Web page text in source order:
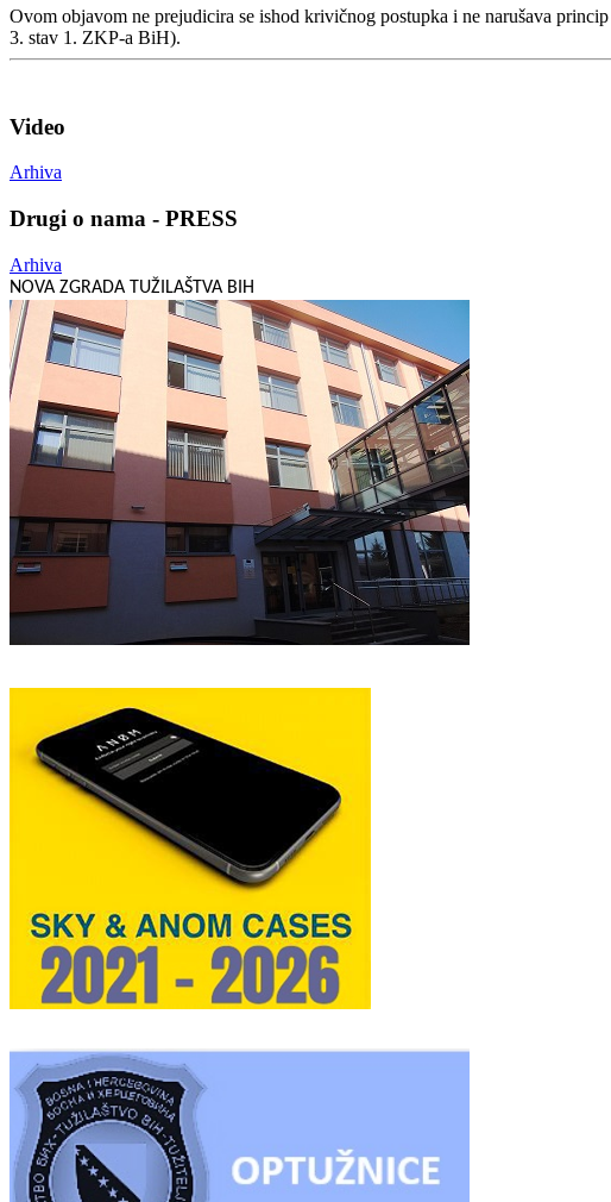
Ovom objavom ne prejudicira se ishod krivičnog postupka i ne narušava
3. stav 1. ZKP-a BiH).
Video
Arhiva
Drugi o nama - PRESS
Arhiva
NOVA ZGRADA TUŽILAŠTVA BIH